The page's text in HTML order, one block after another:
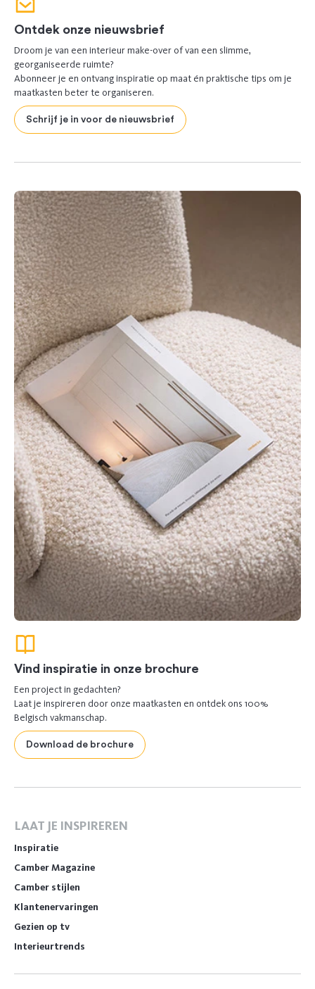
Ontdek onze nieuwsbrief
Droom je van een interieur make-over of van een slimme,
georganiseerde ruimte?
Abonneer je en ontvang inspiratie op maat én praktische tips om je
maatkasten beter te organiseren.
Schrijf je in voor de nieuwsbrief
Vind inspiratie in onze brochure
Een project in gedachten?
Laat je inspireren door onze maatkasten en ontdek ons 100%
Belgisch vakmanschap.
Download de brochure
LAAT JE INSPIREREN
Inspiratie
Camber Magazine
Camber stijlen
Klantenervaringen
Gezien op tv
Interieurtrends